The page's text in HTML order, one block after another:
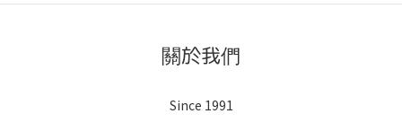
關於我們
Since 1991